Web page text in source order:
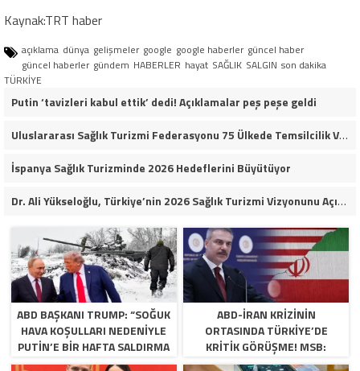
Kaynak:TRT haber
açıklama dünya gelişmeler google google haberler güncel haber
güncel haberler gündem HABERLER hayat SAĞLIK SALGIN son dakika
TÜRKİYE
Putin ‘tavizleri kabul ettik’ dedi! Açıklamalar peş peşe geldi
Uluslararası Sağlık Turizmi Federasyonu 75 Ülkede Temsilcilik Verdi
İspanya Sağlık Turizminde 2026 Hedeflerini Büyütüyor
Dr. Ali Yükseloğlu, Türkiye’nin 2026 Sağlık Turizmi Vizyonunu Açıkladı
ABD BAŞKANI TRUMP: “SOĞUK
HAVA KOŞULLARI NEDENIYLE
PUTIN’E BIR HAFTA SALDIRMA
DEDIM, KABUL ETTI”
ABD-İRAN KRIZININ
ORTASINDA TÜRKIYE’DE
KRITIK GÖRÜŞME! MSB:
“BÖLGEDE ÇATIŞMA